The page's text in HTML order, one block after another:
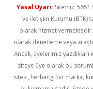
Yasal Uyarı: Sitemiz, 5651
ve İletişim Kurumu (BTK)
olarak hizmet
olarak denetleme veya
Ancak, üyelerimiz
siteye üye olarak bu
sitesi, herhangi bir marka,